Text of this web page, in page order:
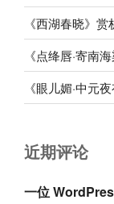
《西湖春晓》赏
《点绛唇·寄南
《眼儿媚·中元
近期评论
一位